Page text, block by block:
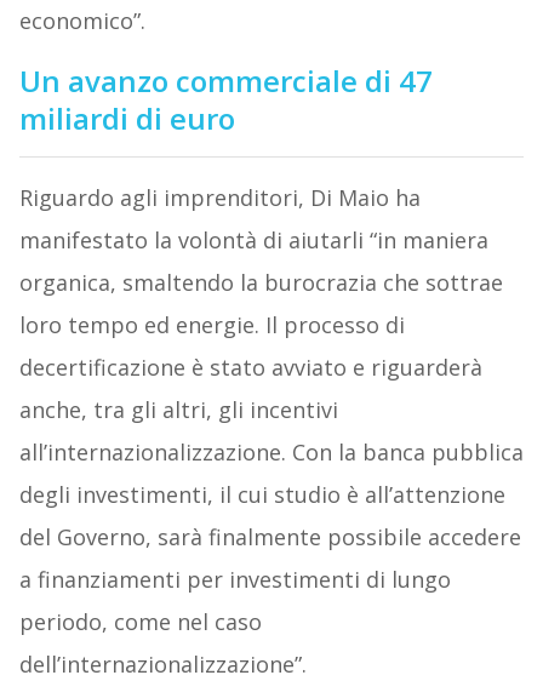
economico”.
Un avanzo commerciale di 47
miliardi di euro
Riguardo agli imprenditori, Di Maio ha
manifestato la volontà di aiutarli “in maniera
organica, smaltendo la burocrazia che sottrae
loro tempo ed energie. Il processo di
decertificazione è stato avviato e riguarderà
anche, tra gli altri, gli incentivi
all’internazionalizzazione. Con la banca pubblica
degli investimenti, il cui studio è all’attenzione
del Governo, sarà finalmente possibile accedere
a finanziamenti per investimenti di lungo
periodo, come nel caso
dell’internazionalizzazione”.